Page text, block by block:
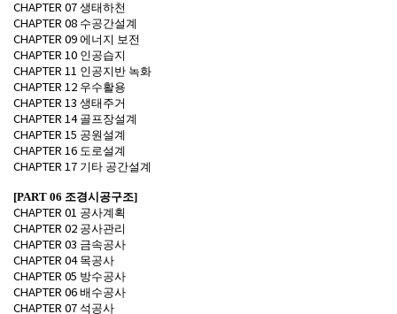
CHAPTER 07 생태하천
CHAPTER 08 수공간설계
CHAPTER 09 에너지 보전
CHAPTER 10 인공습지
CHAPTER 11 인공지반 녹화
CHAPTER 12 우수활용
CHAPTER 13 생태주거
CHAPTER 14 골프장설계
CHAPTER 15 공원설계
CHAPTER 16 도로설계
CHAPTER 17 기타 공간설계
[PART 06 조경시공구조]
CHAPTER 01 공사계획
CHAPTER 02 공사관리
CHAPTER 03 금속공사
CHAPTER 04 목공사
CHAPTER 05 방수공사
CHAPTER 06 배수공사
CHAPTER 07 석공사